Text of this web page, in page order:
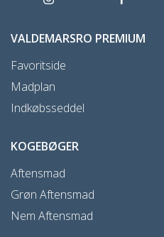
VALDEMARSRO PREMIUM
Favoritside
Madplan
Indkøbsseddel
KOGEBØGER
Aftensmad
Grøn Aftensmad
Nem Aftensmad